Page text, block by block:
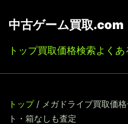
中古ゲーム買取.com
トップ買取価格検索よくあ
トップ/ メガドライブ買取価
ト・箱なしも査定